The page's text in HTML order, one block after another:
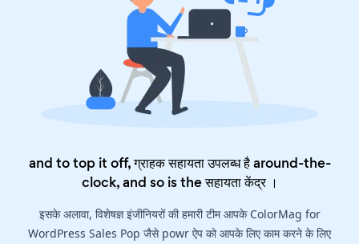
and to top it off, ग्राहक सहायता उपलब्ध है around-the-
clock, and so is theसहायता केंद्र।
इसके अलावा, विशेषज्ञ इंजीनियरों की हमारी टीम आपके ColorMag for
WordPress Sales Pop जैसे powr ऐप को आपके लिए काम करने के लिए